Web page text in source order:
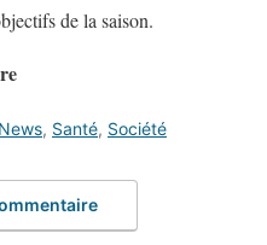
de la saison.
News, Santé, Société